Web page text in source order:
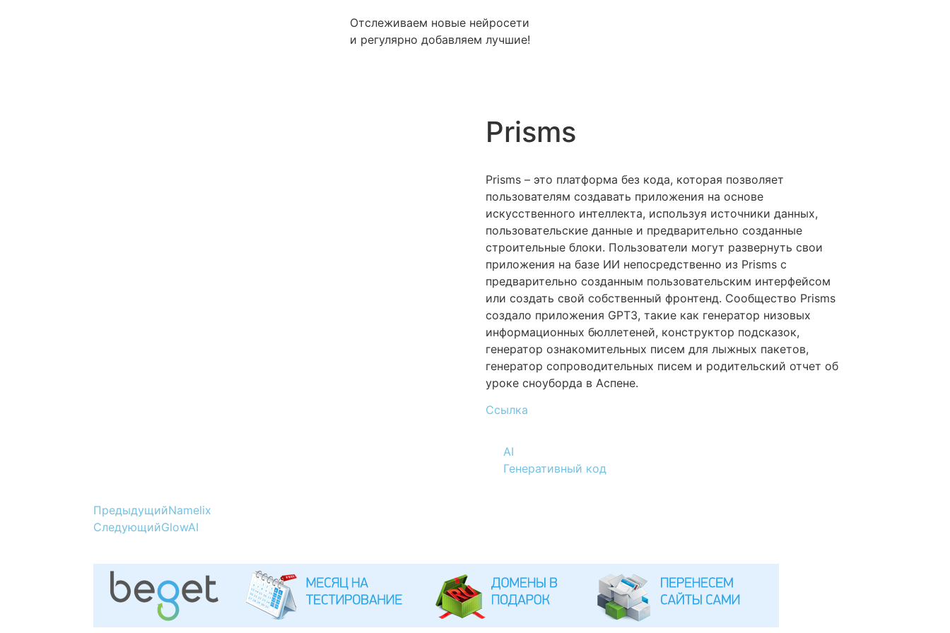
Отслеживаем новые нейросети
и регулярно добавляем лучшие!
Prisms
Prisms – это платформа без кода, которая позволяет
пользователям создавать приложения на основе
искусственного интеллекта, используя источники данных,
пользовательские данные и предварительно созданные
строительные блоки. Пользователи могут развернуть свои
приложения на базе ИИ непосредственно из Prisms с
предварительно созданным пользовательским интерфейсом
или создать свой собственный фронтенд. Сообщество Prisms
создало приложения GPT3, такие как генератор низовых
информационных бюллетеней, конструктор подсказок,
генератор ознакомительных писем для лыжных пакетов,
генератор сопроводительных писем и родительский отчет об
уроке сноуборда в Аспене.
Ссылка
AI
Генеративный код
ПредыдущийNamelix
СледующийGlowAI